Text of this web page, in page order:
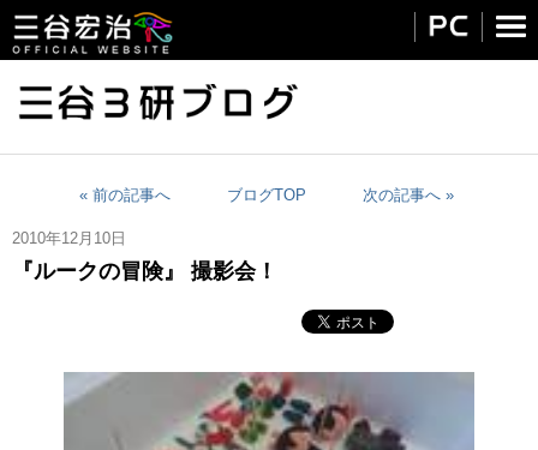
« 前の記事へ ブログTOP 次の記事へ »
2010年12月10日
『ルークの冒険』 撮影会！